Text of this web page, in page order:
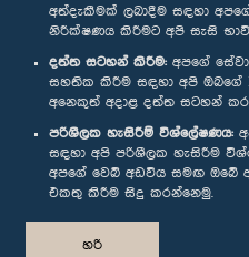
අත්දැකීමක් ලබාදීම සඳහා
නිරීක්ෂණය කිරීමට අපි සැසි
දත්ත සටහන් කිරීම: අපගේ
සහතික කිරීම සඳහා අපි ඔබගේ
අනෙකුත් අදාළ දත්ත සටහන්
පරිශීලක හැසිරීම් විශ්ලේෂණය:
සඳහා අපි පරිශීලක හැසිරීම
අපගේ වෙබ් අඩවිය සමඟ ඔබේ
එකතු කිරීම සිදු කරන්නෙමු.
හරි
අප හා සම්බන්ධ වී සිටින්න :
සම්මාන
පෞද්ගලිකත්ව ප්‍රතිපත්තිය